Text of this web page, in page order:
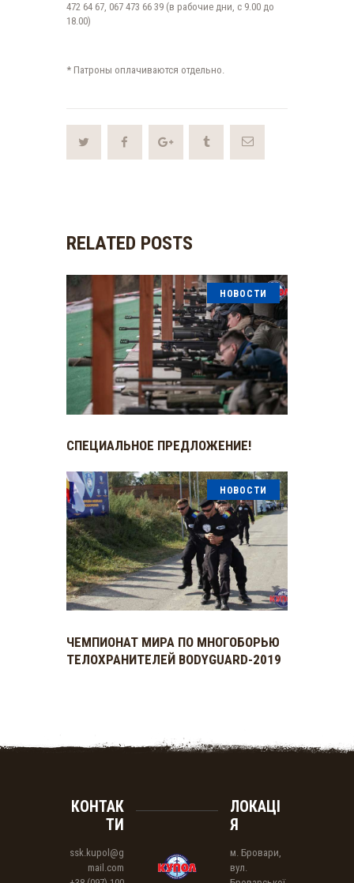
472 64 67, 067 473 66 39 (в рабочие дни, с 9.00 до
18.00)
* Патроны оплачиваются отдельно.
RELATED POSTS
НОВОСТИ
СПЕЦИАЛЬНОЕ ПРЕДЛОЖЕНИЕ!
НОВОСТИ
ЧЕМПИОНАТ МИРА ПО МНОГОБОРЬЮ
ТЕЛОХРАНИТЕЛЕЙ BODYGUARD-2019
КОНТАК
ТИ
ssk.kupol@g
mail.com
ЛОКАЦІ
Я
м. Бровари,
вул.